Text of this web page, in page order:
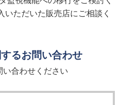
いただいた販売店にご相談く
るお問い合わせ
い合わせください